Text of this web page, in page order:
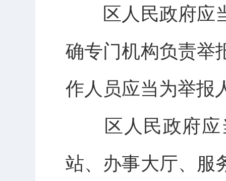
区人民政府应当
确专门机构负责举
作人员应当为举报
区人民政府应
站、办事大厅、服